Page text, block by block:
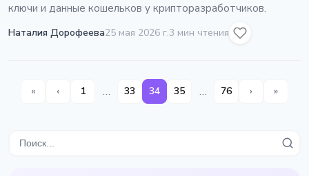
ключи и данные кошельков у крипторазработчиков.
Наталия Дорофеева25 мая 2026 г.3 мин чтения
« ‹ 1 … 33 34 35 … 76 › »